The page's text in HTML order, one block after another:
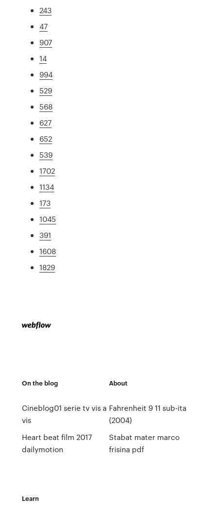
243
47
907
14
994
529
568
627
652
539
1702
1134
173
1045
391
1608
1829
On the blog
Cineblog01 serie tv vis a
vis
Heart beat film 2017
dailymotion
About
Fahrenheit 9 11 sub-ita
(2004)
Stabat mater marco
frisina pdf
Learn